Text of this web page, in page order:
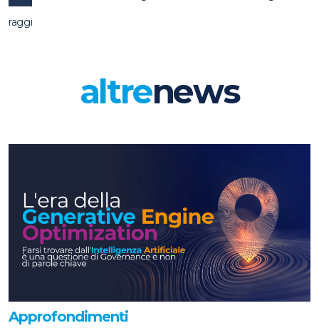
raggi
altrenews
Approfondimenti